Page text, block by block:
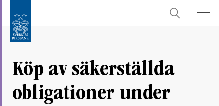
direkt
undersidor
Sök
Köp av säkerställda
obligationer under